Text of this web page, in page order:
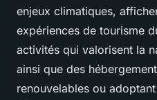
enjeux climatiques,
expériences de tourisme
activités qui valorisent la
ainsi que des
renouvelables ou